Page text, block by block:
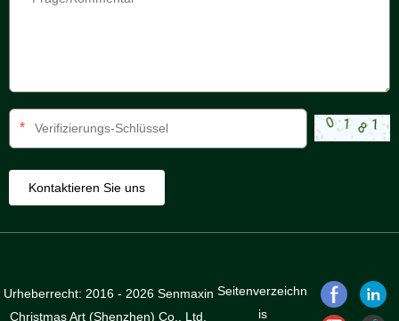
*
Urheberrecht: 2016 - 2026 Senmaxin
Christmas Art (Shenzhen) Co., Ltd.
Seitenverzeichn
is